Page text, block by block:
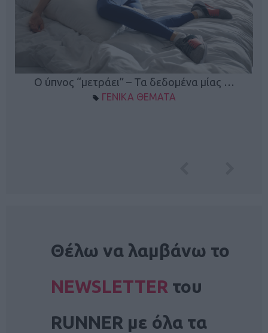
Ο ύπνος “μετράει” – Τα δεδομένα μίας …
ΓΕΝΙΚΑ ΘΕΜΑΤΑ
Θέλω να λαμβάνω το
NEWSLETTER του
RUNNER με όλα τα